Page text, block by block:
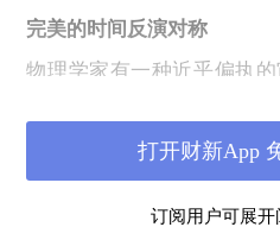
完美的时间反演对称
物理学家有一种近乎偏执
是一种格外迷人、也格外令
物理学的基础运动方程没
订阅用户可展开
打开财新App